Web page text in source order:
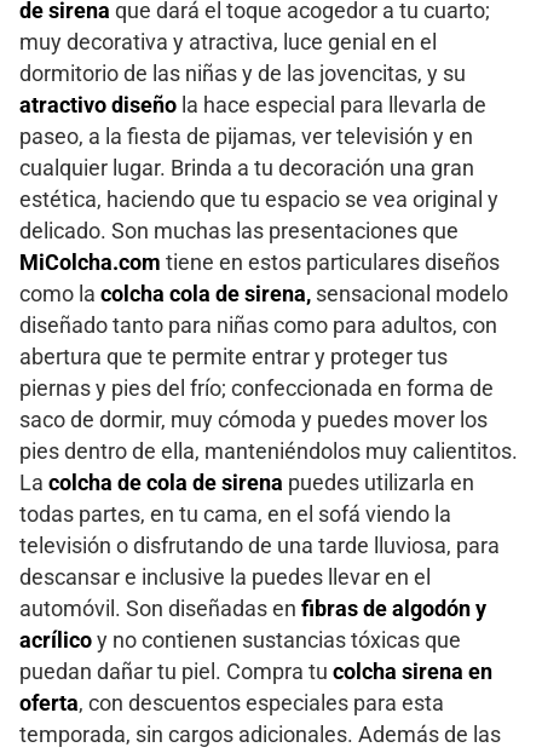
de sirena que dará el toque acogedor a tu cuarto;
muy decorativa y atractiva, luce genial en el
dormitorio de las niñas y de las jovencitas, y su
atractivo diseño la hace especial para llevarla de
paseo, a la fiesta de pijamas, ver televisión y en
cualquier lugar. Brinda a tu decoración una gran
estética, haciendo que tu espacio se vea original y
delicado. Son muchas las presentaciones que
MiColcha.com tiene en estos particulares diseños
como la colcha cola de sirena, sensacional modelo
diseñado tanto para niñas como para adultos, con
abertura que te permite entrar y proteger tus
piernas y pies del frío; confeccionada en forma de
saco de dormir, muy cómoda y puedes mover los
pies dentro de ella, manteniéndolos muy calientitos.
La colcha de cola de sirena puedes utilizarla en
todas partes, en tu cama, en el sofá viendo la
televisión o disfrutando de una tarde lluviosa, para
descansar e inclusive la puedes llevar en el
automóvil. Son diseñadas en fibras de algodón y
acrílico y no contienen sustancias tóxicas que
puedan dañar tu piel. Compra tu colcha sirena en
oferta, con descuentos especiales para esta
temporada, sin cargos adicionales. Además de las